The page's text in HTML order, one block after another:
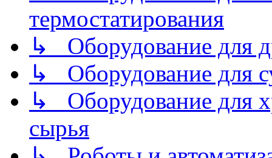
термостатирования
↳ Оборудование для
↳ Оборудование для
↳ Оборудование для
сырья